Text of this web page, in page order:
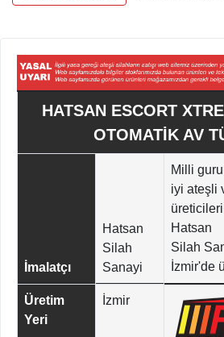
HATSAN ESCORT
OTOMATİK AV
İmalatçı
Hatsan
Silah
Sanayi
Milli
iyi ateşli
Hatsan
Silah
İzmir'de
Üretim
Yeri
İzmir